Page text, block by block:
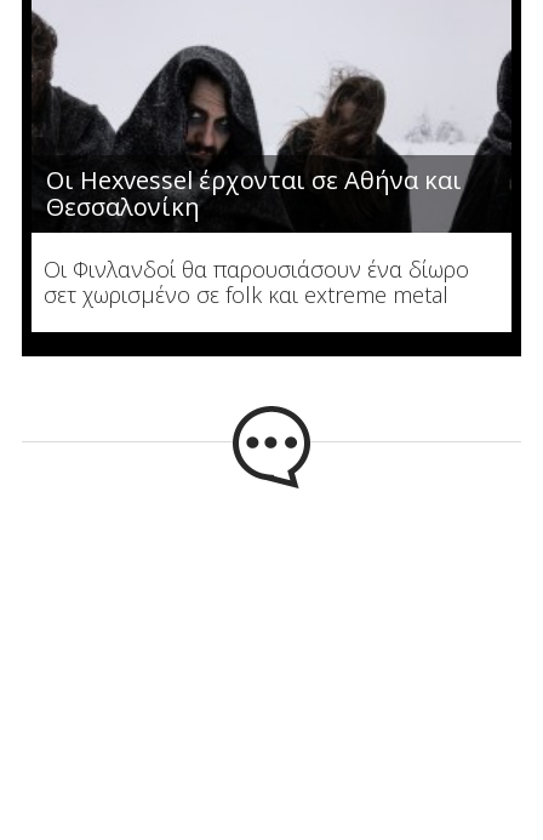
Οι Hexvessel έρχονται σε Αθήνα και
Θεσσαλονίκη
Οι Φινλανδοί θα παρουσιάσουν ένα δίωρο
σετ χωρισμένο σε folk και extreme metal